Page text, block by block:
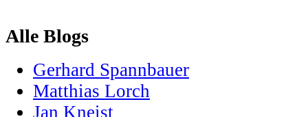
Alle Blogs
Gerhard Spannbauer
Matthias Lorch
Jan Kneist